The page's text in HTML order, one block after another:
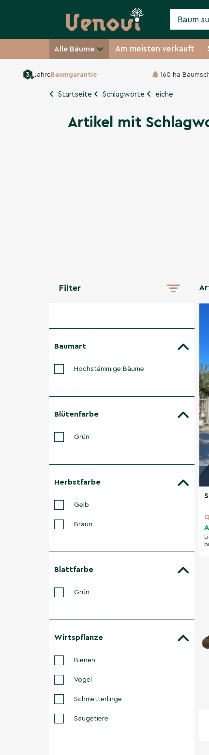
Alle Bäume Am meisten verkauft
JahreBaumgarantie 160 ha
Startseite Schlagworte eiche
Artikel mit
Filter
Baumart
Hochstämmige Bäume
Blütenfarbe
Grün
Herbstfarbe
Gelb
Braun
Blattfarbe
Grün
Wirtspflanze
Bienen
Vögel
Schmetterlinge
Säugetiere